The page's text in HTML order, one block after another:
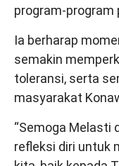
program-program
Ia berharap
semakin
toleransi, serta
masyarakat
“Semoga Melasti
refleksi diri untuk